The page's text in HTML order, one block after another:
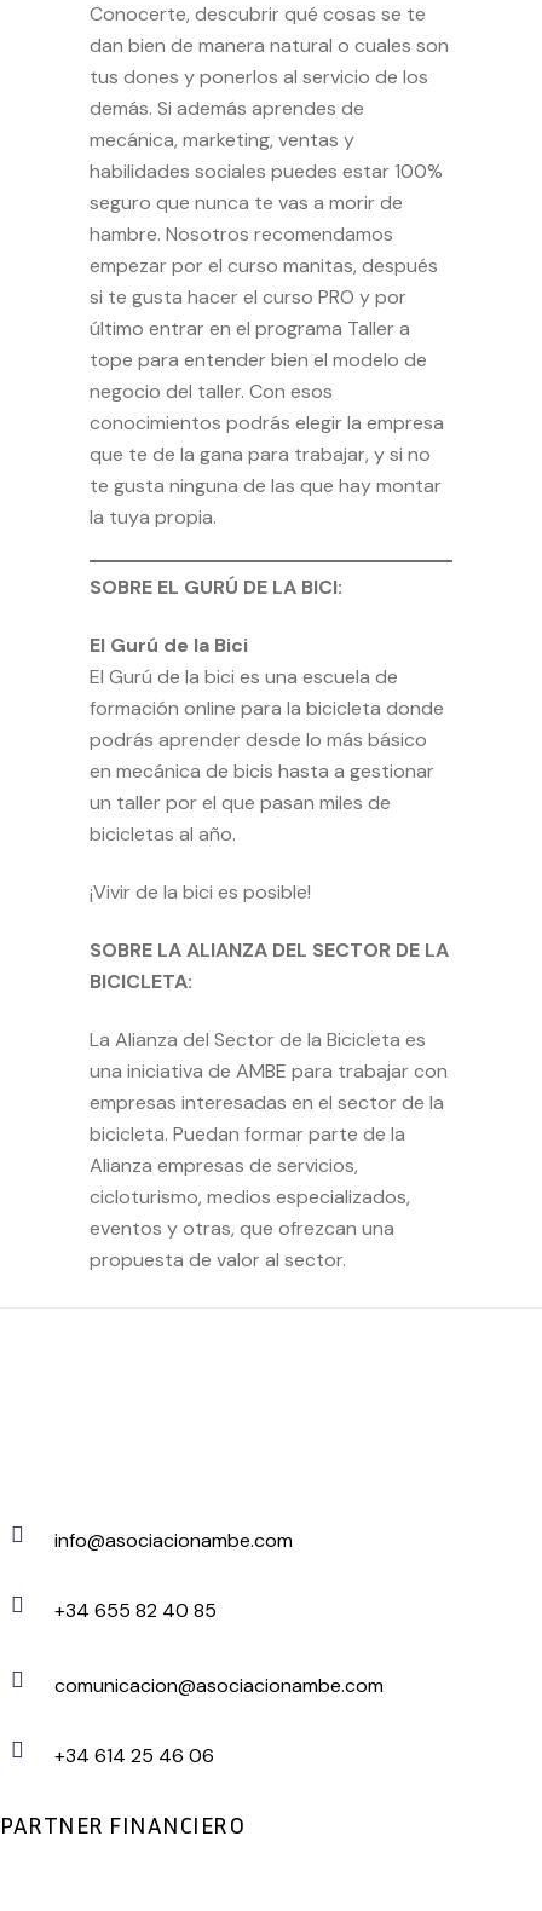
Conocerte, descubrir qué cosas se te
dan bien de manera natural o cuales son
tus dones y ponerlos al servicio de los
demás. Si además aprendes de
mecánica, marketing, ventas y
habilidades sociales puedes estar 100%
seguro que nunca te vas a morir de
hambre. Nosotros recomendamos
empezar por el curso manitas, después
si te gusta hacer el curso PRO y por
último entrar en el programa Taller a
tope para entender bien el modelo de
negocio del taller. Con esos
conocimientos podrás elegir la empresa
que te de la gana para trabajar, y si no
te gusta ninguna de las que hay montar
la tuya propia.
SOBRE EL GURÚ DE LA BICI:
El Gurú de la Bici
El Gurú de la bici es una escuela de
formación online para la bicicleta donde
podrás aprender desde lo más básico
en mecánica de bicis hasta a gestionar
un taller por el que pasan miles de
bicicletas al año.
¡Vivir de la bici es posible!
SOBRE LA ALIANZA DEL SECTOR DE LA
BICICLETA:
La Alianza del Sector de la Bicicleta es
una iniciativa de AMBE para trabajar con
empresas interesadas en el sector de la
bicicleta. Puedan formar parte de la
Alianza empresas de servicios,
cicloturismo, medios especializados,
eventos y otras, que ofrezcan una
propuesta de valor al sector.
info@asociacionambe.com
+34 655 82 40 85
comunicacion@asociacionambe.com
+34 614 25 46 06
PARTNER FINANCIERO